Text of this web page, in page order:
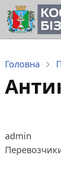
Перейти
до
основного
Головна
admin